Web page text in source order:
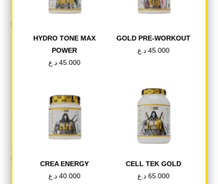
الفوائد الرئيسية:
• يعزز القدرة على التحمل وأداء التمرين
للحصول على أفضل النتائج، استخدم جرعة واحدة يوميًا كجزء
HYDRO TONE MAX
POWER
45.000 د.ع
GOLD PRE-WORKOUT
45.000 د.ع
CREA ENERGY
40.000 د.ع
CELL TEK GOLD
65.000 د.ع